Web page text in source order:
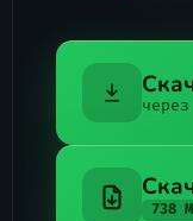
738